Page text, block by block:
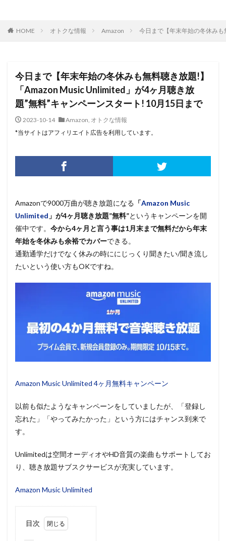
HOME オトクな情報 Amazon 今日まで【年末年始の冬休み
今日まで【年末年始の冬休みも無料聴き放題!】
「Amazon Music Unlimited」が4ヶ月聴き放
題”無料”キャンペーンスタート! 10月15日まで
2023-10-14 Amazon, オトクな情報
*当サイトはアフィリエイト広告を利用しています。
Amazonで9000万曲が聴き放題になる 「Amazon Music
Unlimited 」が4ヶ月聴き放題”無料”というキャンペーンを開
催中です。 今から4ヶ月と言う事は1月末まで無料だから年末
年始を冬休みも余裕でカバーできる。
通勤通学だけでなく休みの時ににじっくり聞きたい/聞き流し
たいという使い方もOKですね。
Amazon Music Unlimited 4ヶ月無料キャンペーン
以前も似たようなキャンペーンをしていましたが、「登録し
忘れた」「やってみたかった」という方にはチャンス到来で
す。
Unlimitedは空間オーディオやHD音質の楽曲もサポートしてお
り、聴き放題サブスクサービスが充実しています。
Amazon Music Unlimited
目次